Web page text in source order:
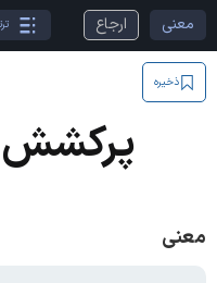
معنی ارجاع
ذخیره
پرکشش
معنی